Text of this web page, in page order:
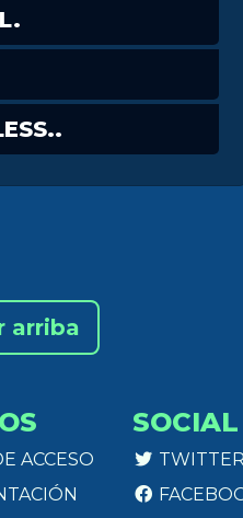
arriba
ACCESO
SOCIAL
TWITTER